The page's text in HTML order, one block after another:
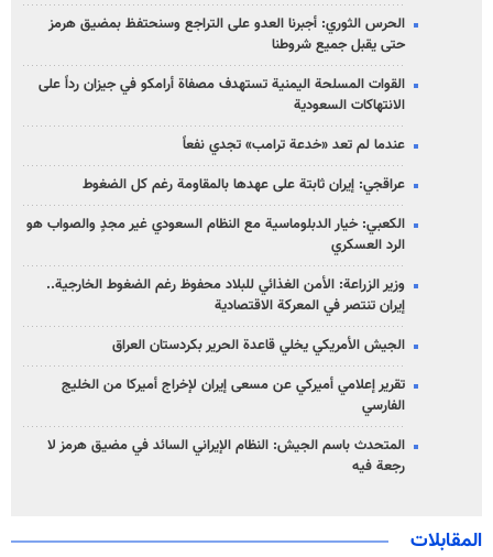
الحرس الثوري: أجبرنا العدو على التراجع وسنحتفظ بمضيق هرمز
حتى يقبل جميع شروطنا
القوات المسلحة اليمنية تستهدف مصفاة أرامكو في جيزان رداً على
الانتهاكات السعودية
عندما لم تعد «خدعة ترامب» تجدي نفعاً
عراقجي: إيران ثابتة على عهدها بالمقاومة رغم كل الضغوط
الكعبي: خيار الدبلوماسية مع النظام السعودي غير مجدٍ والصواب هو
الرد العسكري
وزير الزراعة: الأمن الغذائي للبلاد محفوظ رغم الضغوط الخارجية..
إيران تنتصر في المعركة الاقتصادية
الجيش الأمريكي يخلي قاعدة الحرير بكردستان العراق
تقرير إعلامي أميركي عن مسعى إيران لإخراج أميركا من الخليج
الفارسي
المتحدث باسم الجيش: النظام الإيراني السائد في مضيق هرمز لا
رجعة فيه
المقابلات